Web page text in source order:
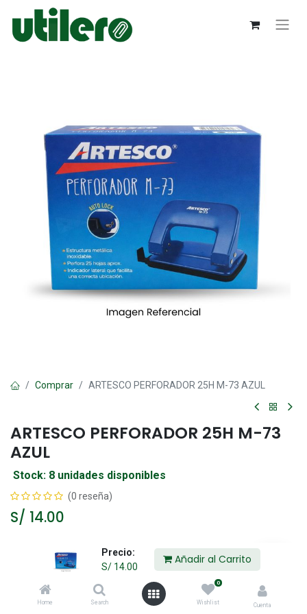
Precio:
S/ 14.00
Añadir al Carrito
Home Search
0
Wishlist Cuenta
Comprar ARTESCO PERFORADOR 25H M-73 AZUL
ARTESCO PERFORADOR 25H M-73
AZUL
Stock: 8 unidades disponibles
(0 reseña)
S/ 14.00
Añadir al Carrito
Agregar a la lista de deseos